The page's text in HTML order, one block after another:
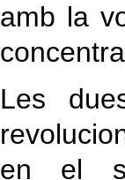
amb la
Les
en el